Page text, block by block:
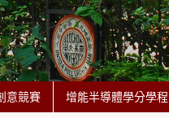
意競賽 增能半導體學分學程